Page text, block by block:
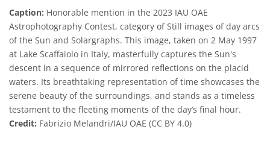
Caption: Honorable mention in the 2023 IAU OAE
Astrophotography Contest, category of Still images of day arcs
of the Sun and Solargraphs. This image, taken on 2 May 1997
at Lake Scaffaiolo in Italy, masterfully captures the Sun's
descent in a sequence of mirrored reflections on the placid
waters. Its breathtaking representation of time showcases the
serene beauty of the surroundings, and stands as a timeless
testament to the fleeting moments of the day’s final hour.
Credit: Fabrizio Melandri/IAU OAE (CC BY 4.0)